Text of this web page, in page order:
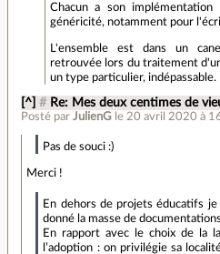
Chacun a son
généricité, notamment pour
L'ensemble est dans un
retrouvée lors du traitement
un type particulier, indépassable.
[^] # Re: Mes deux centimes de
Posté parJulienG le 20 avril 2020 à
Pas de souci :)
Merci !
En dehors de projets éducatifs
donné la masse de
En rapport avec le choix de la
l’adoption : on privilégie sa